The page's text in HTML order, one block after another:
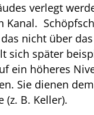
verlegt
Kanal.
nicht über
sich später
ein höheres
Sie dienen
B. Keller).